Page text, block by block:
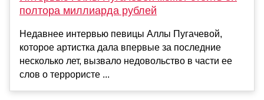
полтора миллиарда рублей
Недавнее интервью певицы Аллы Пугачевой,
которое артистка дала впервые за последние
несколько лет, вызвало недовольство в части ее
слов о террористе ...